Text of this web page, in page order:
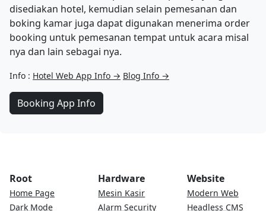
disediakan hotel, kemudian selain pemesanan dan
boking kamar juga dapat digunakan menerima order
booking untuk pemesanan tempat untuk acara misal
nya dan lain sebagai nya.
Info : Hotel Web App Info → Blog Info →
Booking App Info
Root
Home Page
Dark Mode
Hardware
Mesin Kasir
Alarm Security
Website
Modern Web
Headless CMS